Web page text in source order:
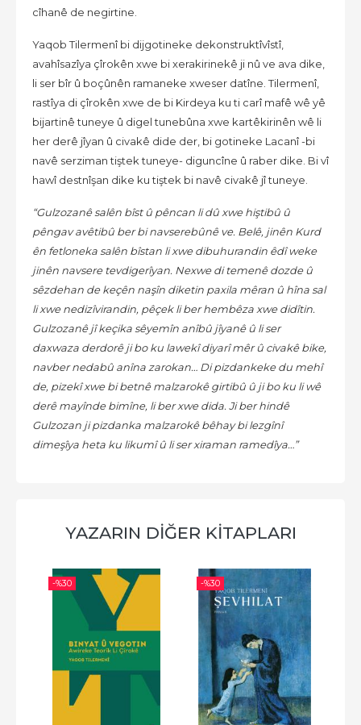
cîhanê de negirtine.
Yaqob Tilermenî bi dijgotineke dekonstruktîvîstî,
avahîsazîya çîrokên xwe bi xerakirinekê ji nû ve ava dike,
li ser bîr û boçûnên ramaneke xweser datîne. Tilermenî,
rastîya di çîrokên xwe de bi Kirdeya ku ti carî mafê wê yê
bijartinê tuneye û digel tunebûna xwe kartêkirinên wê li
her derê jîyan û civakê dide der, bi gotineke Lacanî -bi
navê serziman tiştek tuneye- diguncîne û raber dike. Bi vî
hawî destnîşan dike ku tiştek bi navê civakê jî tuneye.
“Gulzozanê salên bîst û pêncan li dû xwe hiştibû û
pêngav avêtibû ber bi navserebûnê ve. Belê, jinên Kurd
ên fetloneka salên bîstan li xwe dibuhurandin êdî weke
jinên navsere tevdigerîyan. Nexwe di temenê dozde û
sêzdehan de keçên naşîn diketin paxila mêran û hîna sal
li xwe nedizîvirandin, pêçek li ber hembêza xwe didîtin.
Gulzozanê jî keçika sêyemîn anîbû jîyanê û li ser
daxwaza derdorê ji bo ku lawekî diyarî mêr û civakê bike,
navber nedabû anîna zarokan… Di pizdankeke du mehî
de, pizekî xwe bi betnê malzarokê girtibû û ji bo ku li wê
derê mayînde bimîne, li ber xwe dida. Ji ber hindê
Gulzozan ji pizdanka malzarokê bêhay bi lezgînî
dimeşîya heta ku likumî û li ser xiraman ramedîya…”
YAZARIN DİĞER KİTAPLARI
-%30 -%30